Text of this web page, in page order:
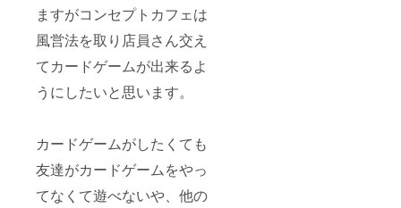
ますがコンセプトカフェは
風営法を取り店員さん交え
てカードゲームが出来るよ
うにしたいと思います。
カードゲームがしたくても
友達がカードゲームをやっ
てなくて遊べないや、他の